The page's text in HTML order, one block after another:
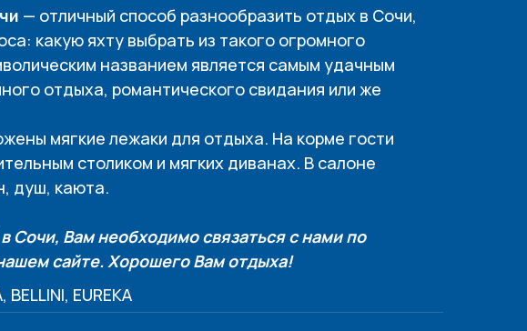
— отличный способ разнообразить отдых в Сочи,
какую яхту выбрать из такого огромного
названием является самым удачным
отдыха, романтического свидания или же
мягкие лежаки для отдыха. На корме гости
столиком и мягких диванах. В салоне
душ, каюта.
Сочи, Вам необходимо связаться с нами по
сайте. Хорошего Вам отдыха!
EUREKA